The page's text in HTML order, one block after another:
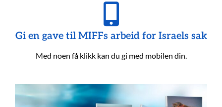
Gi en gave til MIFFs arbeid for Israels sak
Med noen få klikk kan du gi med mobilen din.